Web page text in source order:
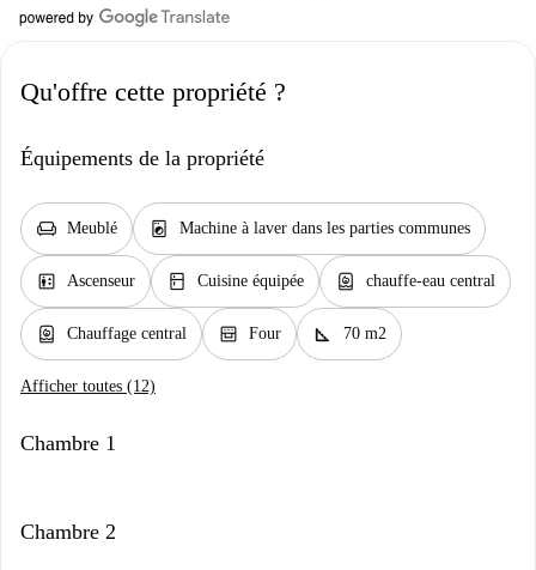
Qu'offre cette propriété ?
Équipements de la propriété
chair Meublé local_laundry_service Machine à laver dans les parties communes
elevator Ascenseur kitchen Cuisine équipée water_heater chauffe-eau central
water_heater Chauffage central oven_gen Four square_foot 70 m2
Afficher toutes (12)
Chambre 1
Chambre 2